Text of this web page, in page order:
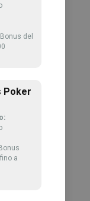
Bonus del
Poker
Bonus
a